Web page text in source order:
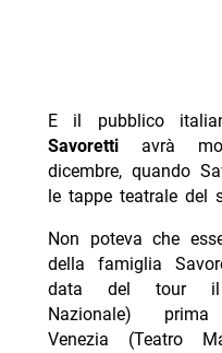
E il pubblico
Savorettiavrà
dicembre, quando
le tappe teatrale del
Non poteva che
della famiglia
data del tour il
Nazionale)
Venezia (Teatro